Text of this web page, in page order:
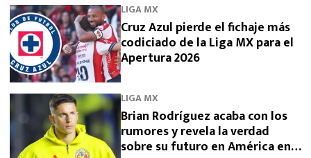
LIGA MX
Cruz Azul pierde el fichaje más
codiciado de la Liga MX para el
Apertura 2026
LIGA MX
Brian Rodríguez acaba con los
rumores y revela la verdad
sobre su futuro en América en